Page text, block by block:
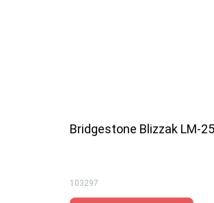
Bridgestone Blizzak LM-
103297